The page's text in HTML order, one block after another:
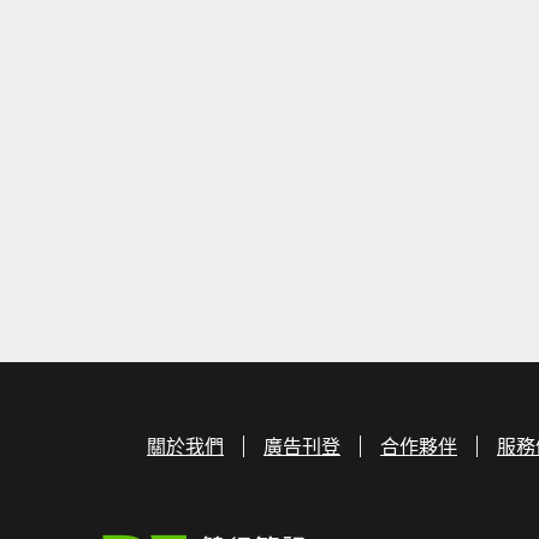
關於我們 廣告刊登 合作夥伴 服